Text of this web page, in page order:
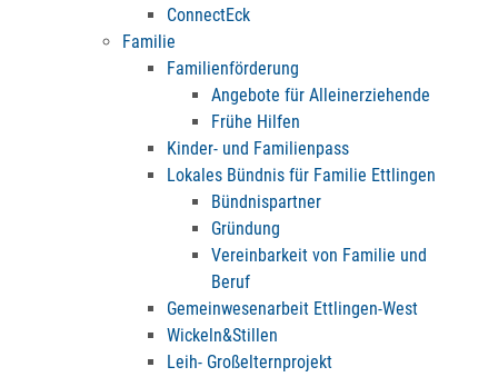
ConnectEck
Familie
Familienförderung
Angebote für Alleinerziehende
Frühe Hilfen
Kinder- und Familienpass
Lokales Bündnis für Familie Ettlingen
Bündnispartner
Gründung
Vereinbarkeit von Familie und
Beruf
Gemeinwesenarbeit Ettlingen-West
Wickeln&Stillen
Leih- Großelternprojekt